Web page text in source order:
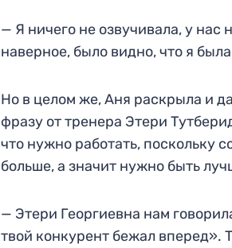
— Я ничего не озвучивала, у нас
наверное, было видно, что я
Но в целом же, Аня раскрыла и
фразу от тренера Этери
что нужно работать, поскольку
больше, а значит нужно быть
— Этери Георгиевна нам
твой конкурент бежал вперед».